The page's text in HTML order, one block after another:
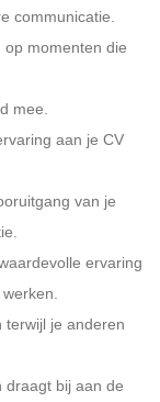
communicatie.
op momenten die
mee.
aan je CV
van je
ervaring
terwijl je anderen
draagt bij aan de